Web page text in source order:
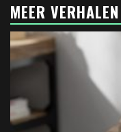
MEER VERHALEN